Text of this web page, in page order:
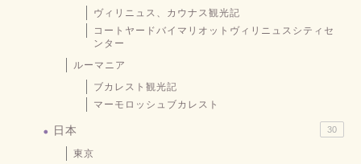
ヴィリニュス、カウナス観光記
コートヤードバイマリオットヴィリニュスシティセ
ンター
ルーマニア
ブカレスト観光記
マーモロッシュブカレスト
日本 30
東京